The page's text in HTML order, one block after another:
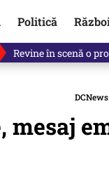
Politică
Revine în scenă o
DCNews
mesaj